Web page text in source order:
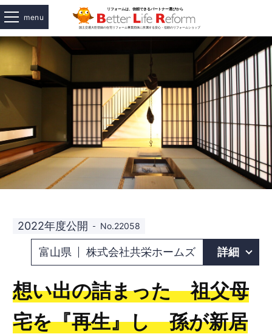
menu
2022年度公開 No.22058
富山県 株式会社共栄ホームズ 詳細
想い出の詰まった 祖父母
宅を『再生』し 孫が新居